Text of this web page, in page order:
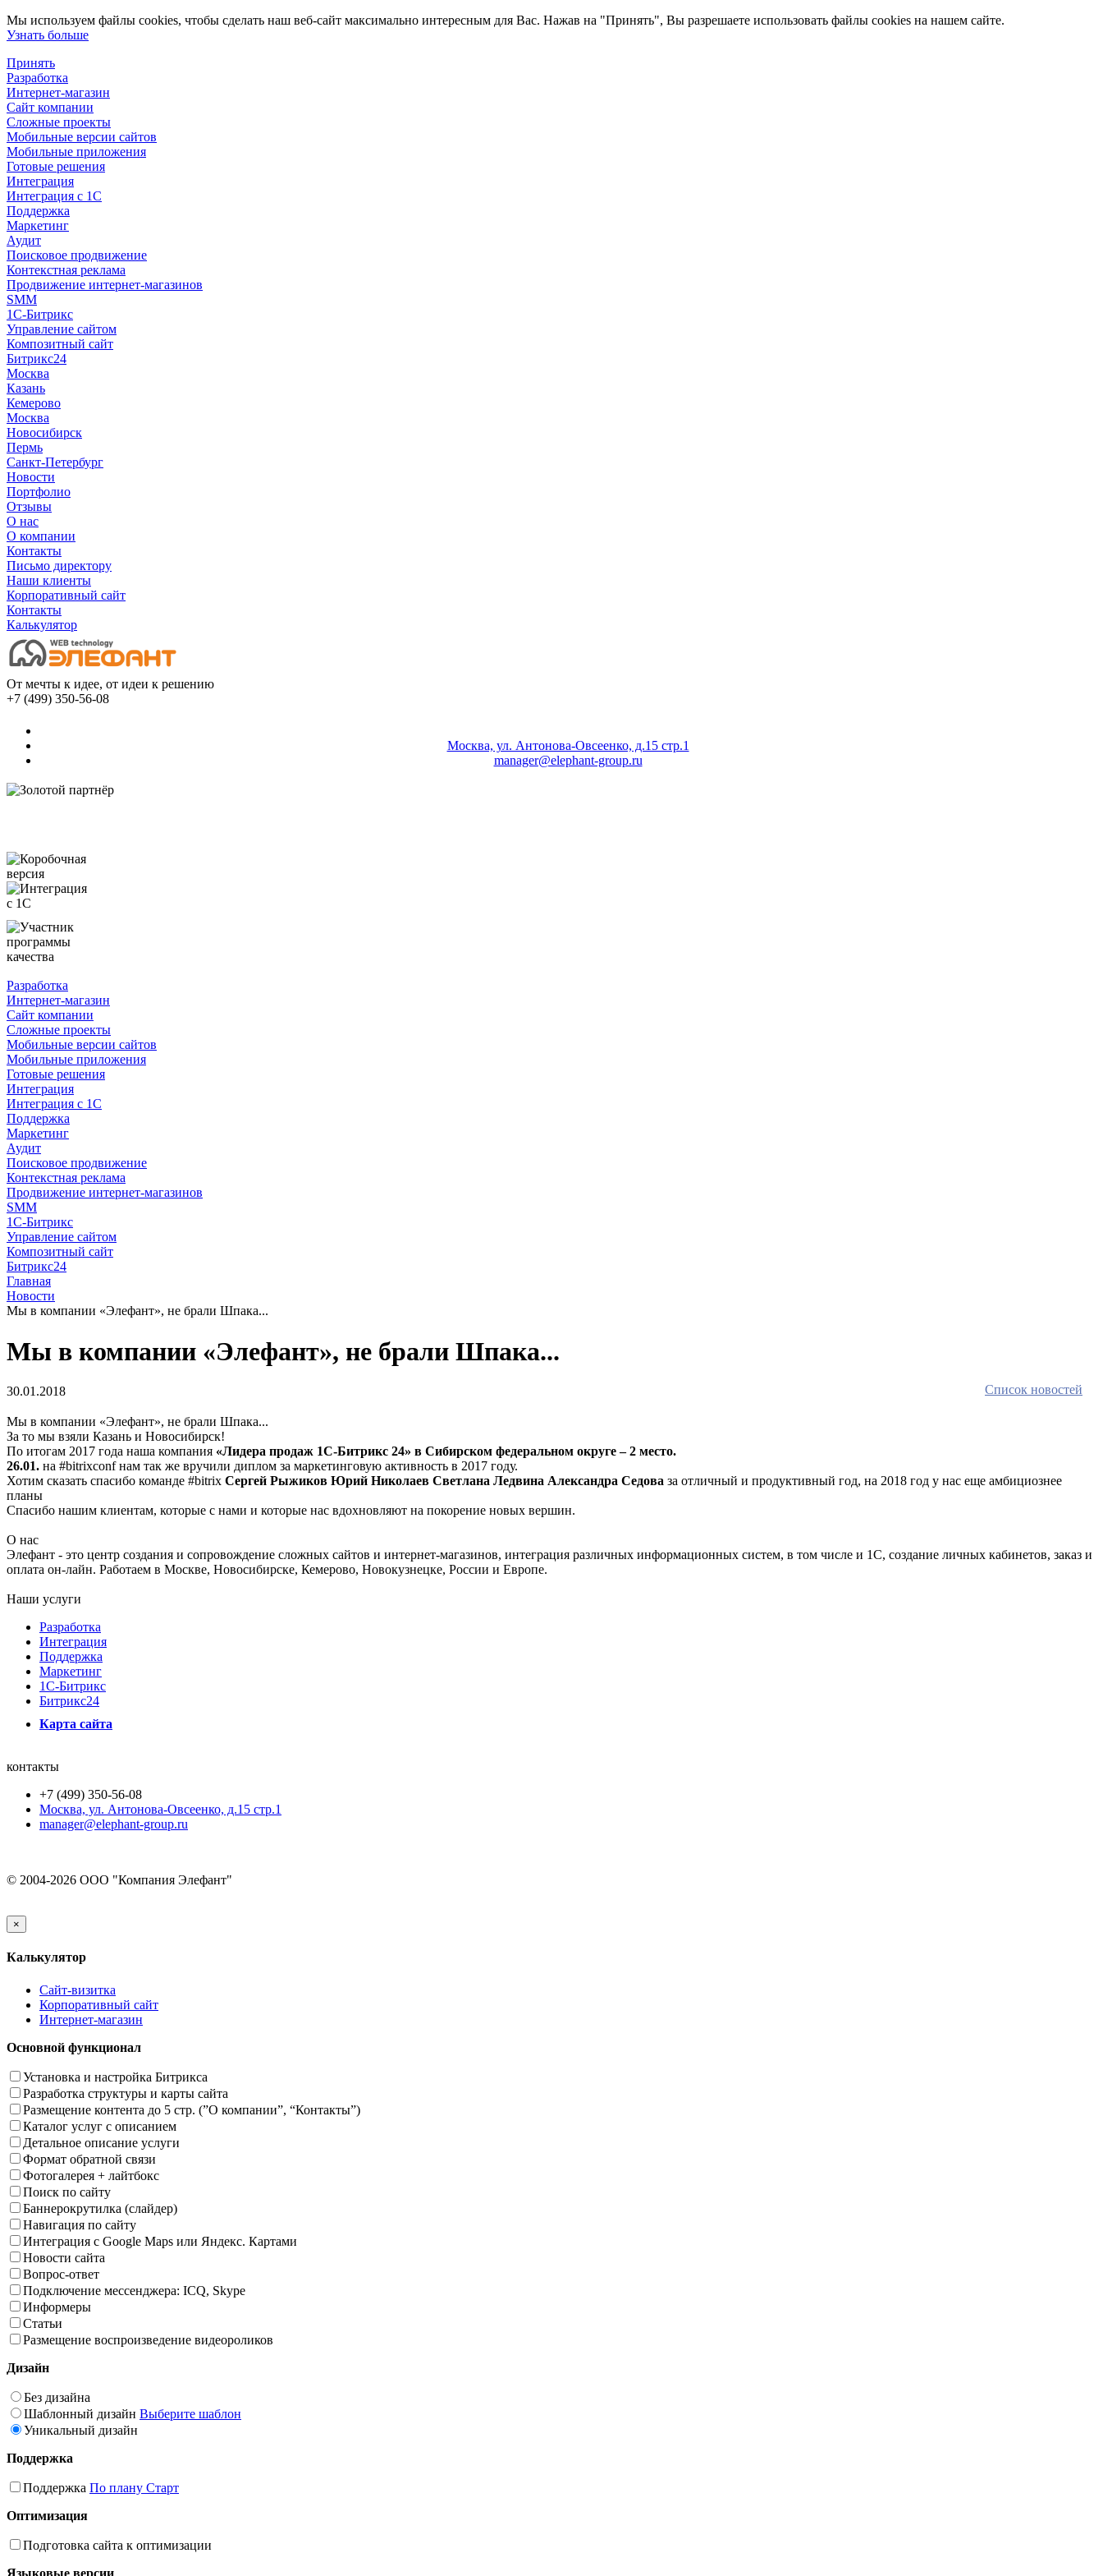
Мы используем файлы cookies, чтобы сделать наш веб-сайт максимально интересным для Вас. Нажав на "Принять", Вы разрешаете использовать файлы cookies на нашем сайте.
Узнать больше
Принять
Разработка
Интернет-магазин
Сайт компании
Сложные проекты
Мобильные версии сайтов
Мобильные приложения
Готовые решения
Интеграция
Интеграция с 1С
Поддержка
Маркетинг
Аудит
Поисковое продвижение
Контекстная реклама
Продвижение интернет-магазинов
SMM
1С-Битрикс
Управление сайтом
Композитный сайт
Битрикс24
Москва
Казань
Кемерово
Москва
Новосибирск
Пермь
Санкт-Петербург
Новости
Портфолио
Отзывы
О нас
О компании
Контакты
Письмо директору
Наши клиенты
Корпоративный сайт
Контакты
Калькулятор
От мечты к идее, от идеи к решению
+7 (499) 350-56-08
Москва, ул. Антонова-Овсеенко, д.15 стр.1
manager@elephant-group.ru
Разработка
Интернет-магазин
Сайт компании
Сложные проекты
Мобильные версии сайтов
Мобильные приложения
Готовые решения
Интеграция
Интеграция с 1С
Поддержка
Маркетинг
Аудит
Поисковое продвижение
Контекстная реклама
Продвижение интернет-магазинов
SMM
1С-Битрикс
Управление сайтом
Композитный сайт
Битрикс24
Главная
Новости
Мы в компании «Элефант», не брали Шпака...
Мы в компании «Элефант», не брали Шпака...
30.01.2018 Список новостей
Мы в компании «Элефант», не брали Шпака...
За то мы взяли Казань и Новосибирск!
По итогам 2017 года наша компания «Лидера продаж 1С-Битрикс 24» в Сибирском федеральном округе – 2 место.
26.01. на #bitrixconf нам так же вручили диплом за маркетинговую активность в 2017 году.
Хотим сказать спасибо команде #bitrix Сергей Рыжиков Юрий Николаев Светлана Ледвина Александра Седова за отличный и продуктивный год, на 2018 год у нас еще амбициознее
планы
Спасибо нашим клиентам, которые с нами и которые нас вдохновляют на покорение новых вершин.
О нас
Элефант - это центр создания и сопровождение сложных сайтов и интернет-магазинов, интеграция различных информационных систем, в том числе и 1С, создание личных кабинетов, заказ и
оплата он-лайн. Работаем в Москве, Новосибирске, Кемерово, Новокузнецке, России и Европе.
Наши услуги
Разработка
Интеграция
Поддержка
Маркетинг
1C-Битрикс
Битрикс24
Карта сайта
контакты
+7 (499) 350-56-08
Москва, ул. Антонова-Овсеенко, д.15 стр.1
manager@elephant-group.ru
© 2004-2026 ООО "Компания Элефант"
×
Калькулятор
Сайт-визитка
Корпоративный сайт
Интернет-магазин
Основной функционал
Установка и настройка Битрикса
Разработка структуры и карты сайта
Размещение контента до 5 стр. (”О компании”, “Контакты”)
Каталог услуг с описанием
Детальное описание услуги
Формат обратной связи
Фотогалерея + лайтбокс
Поиск по сайту
Баннерокрутилка (слайдер)
Навигация по сайту
Интеграция с Google Maps или Яндекс. Картами
Новости сайта
Вопрос-ответ
Подключение мессенджера: ICQ, Skype
Информеры
Статьи
Размещение воспроизведение видеороликов
Дизайн
Без дизайна
Шаблонный дизайн Выберите шаблон
Уникальный дизайн
Поддержка
Поддержка По плану Старт
Оптимизация
Подготовка сайта к оптимизации
Языковые версии